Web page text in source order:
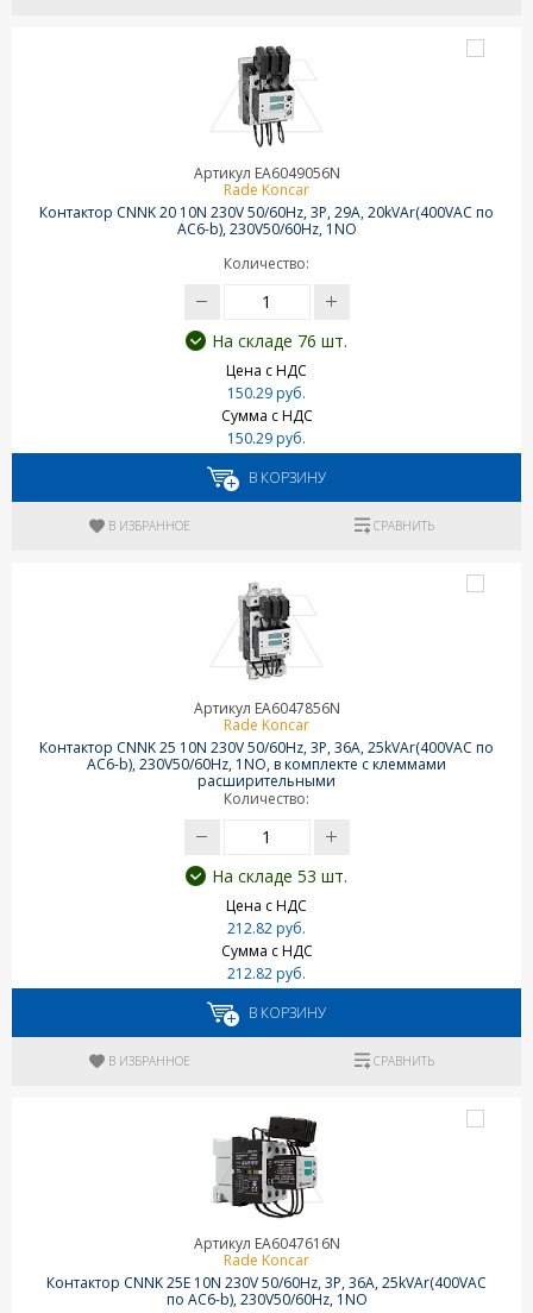
Артикул EA6049056N
Rade Koncar
Контактор CNNK 20 10N 230V 50/60Hz, 3P, 29A, 20kVAr(400VAC по
AC6-b), 230V50/60Hz, 1NO
Количество:
На складе 76 шт.
Цена с НДС
150.29 руб.
Сумма с НДС
150.29 руб.
В КОРЗИНУ
В ИЗБРАННОЕ СРАВНИТЬ
Артикул EA6047856N
Rade Koncar
Контактор CNNK 25 10N 230V 50/60Hz, 3P, 36A, 25kVAr(400VAC по
AC6-b), 230V50/60Hz, 1NO, в комплекте с клеммами
расширительными
Количество:
На складе 53 шт.
Цена с НДС
212.82 руб.
Сумма с НДС
212.82 руб.
В КОРЗИНУ
В ИЗБРАННОЕ СРАВНИТЬ
Артикул EA6047616N
Rade Koncar
Контактор CNNK 25E 10N 230V 50/60Hz, 3P, 36A, 25kVAr(400VAC
по AC6-b), 230V50/60Hz, 1NO